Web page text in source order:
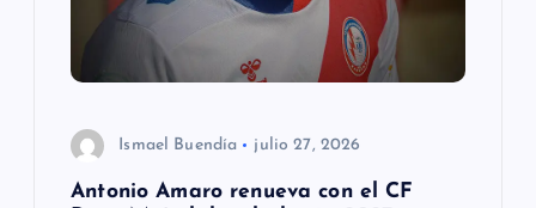
Ismael Buendía julio 27, 2026
Antonio Amaro renueva con el CF